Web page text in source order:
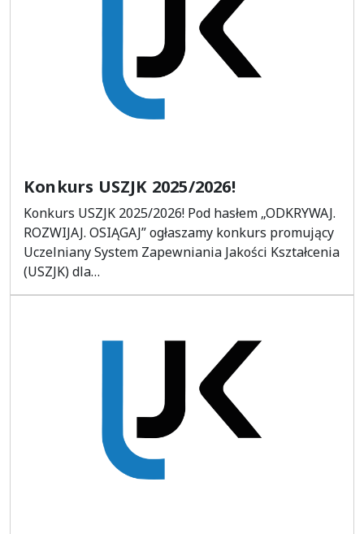
Konkurs USZJK 2025/2026!
Konkurs USZJK 2025/2026! Pod hasłem „ODKRYWAJ.
ROZWIJAJ. OSIĄGAJ” ogłaszamy konkurs promujący
Uczelniany System Zapewniania Jakości Kształcenia
(USZJK) dla…